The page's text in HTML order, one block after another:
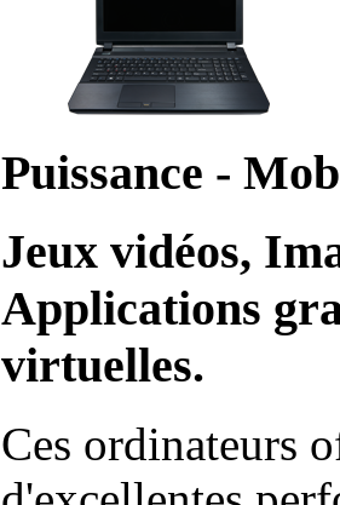
Puissance -
Jeux vidéos,
Applications
virtuelles.
Ces ordinateurs